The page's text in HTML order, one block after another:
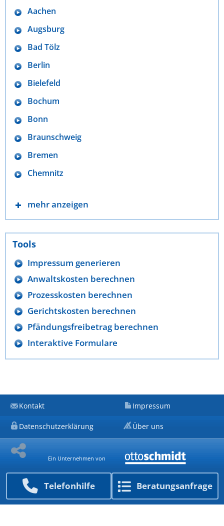
Telefon­hilfe Beratungs­anfrage
Aachen
Augsburg
Bad Tölz
Berlin
Bielefeld
Bochum
Bonn
Braunschweig
Bremen
Chemnitz
mehr anzeigen
Tools
Impressum generieren
Anwaltskosten berechnen
Prozesskosten berechnen
Gerichtskosten berechnen
Pfändungsfreibetrag berechnen
Interaktive Formulare
Kontakt Impressum
Datenschutzerklärung Über uns
Ein Unternehmen von